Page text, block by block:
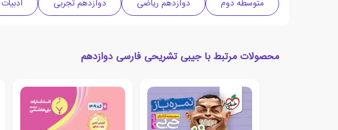
متوسطه دوم دوازدهم ریاضی دوازدهم تجربی
محصولات مرتبط با جیبی تشریحی فارسی دوازدهم